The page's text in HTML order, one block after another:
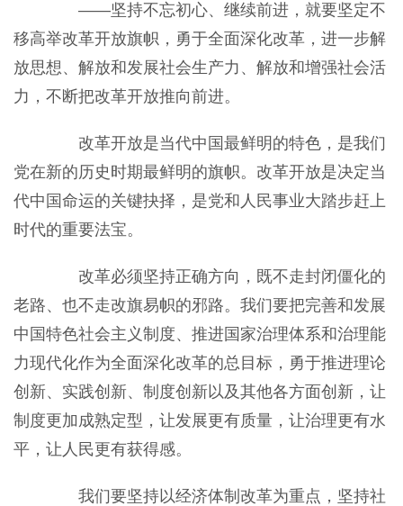
——坚持不忘初心、继续前进，就要坚定不
移高举改革开放旗帜，勇于全面深化改革，进一步解
放思想、解放和发展社会生产力、解放和增强社会活
力，不断把改革开放推向前进。
改革开放是当代中国最鲜明的特色，是我们
党在新的历史时期最鲜明的旗帜。改革开放是决定当
代中国命运的关键抉择，是党和人民事业大踏步赶上
时代的重要法宝。
改革必须坚持正确方向，既不走封闭僵化的
老路、也不走改旗易帜的邪路。我们要把完善和发展
中国特色社会主义制度、推进国家治理体系和治理能
力现代化作为全面深化改革的总目标，勇于推进理论
创新、实践创新、制度创新以及其他各方面创新，让
制度更加成熟定型，让发展更有质量，让治理更有水
平，让人民更有获得感。
我们要坚持以经济体制改革为重点，坚持社